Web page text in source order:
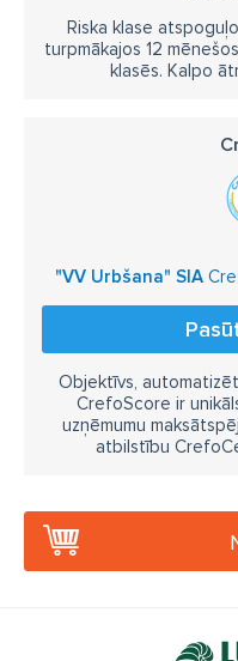
Riska klase
turpmākajos 12
klasēs. Kalpo
"VV Urbšana" SIA
Objektīvs,
CrefoScore ir
uzņēmumu
atbilstību